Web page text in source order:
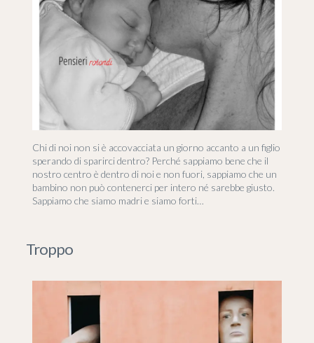
Chi di noi non si è accovacciata un giorno accanto a un figlio
sperando di sparirci dentro? Perché sappiamo bene che il
nostro centro è dentro di noi e non fuori, sappiamo che un
bambino non può contenerci per intero né sarebbe giusto.
Sappiamo che siamo madri e siamo forti…
Troppo